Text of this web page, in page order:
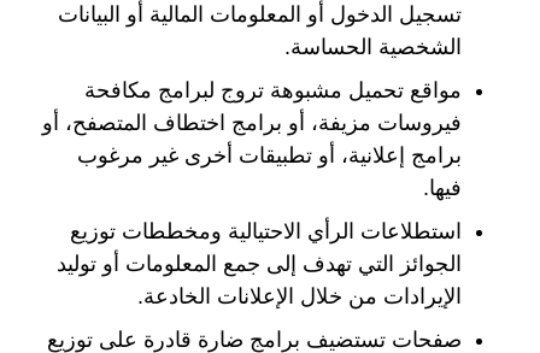
تسجيل الدخول أو المعلومات المالية أو البيانات
الشخصية الحساسة.
مواقع تحميل مشبوهة تروج لبرامج مكافحة
فيروسات مزيفة، أو برامج اختطاف المتصفح، أو
برامج إعلانية، أو تطبيقات أخرى غير مرغوب
فيها.
استطلاعات الرأي الاحتيالية ومخططات توزيع
الجوائز التي تهدف إلى جمع المعلومات أو توليد
الإيرادات من خلال الإعلانات الخادعة.
صفحات تستضيف برامج ضارة قادرة على توزيع